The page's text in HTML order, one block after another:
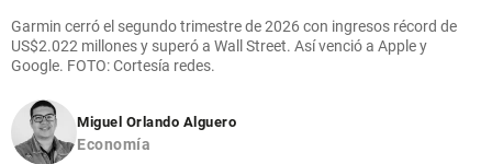
Garmin cerró el segundo trimestre de 2026 con ingresos récord de
US$2.022 millones y superó a Wall Street. Así venció a Apple y
Google. FOTO: Cortesía redes.
Miguel Orlando Alguero
Economía